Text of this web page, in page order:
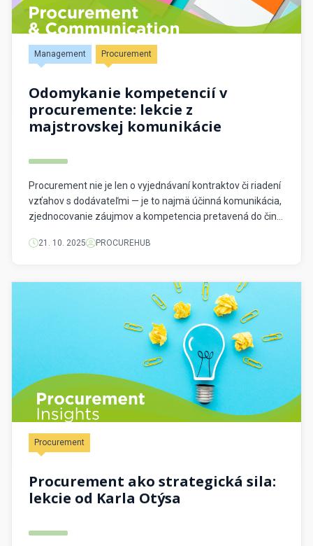
Management Procurement
Odomykanie kompetencií v
procuremente: lekcie z
majstrovskej komunikácie
Procurement nie je len o vyjednávaní kontraktov či riadení
vzťahov s dodávateľmi — je to najmä účinná komunikácia,
zjednocovanie záujmov a kompetencia pretavená do činu.
skúseného odborníka, ktorého desaťročia praxe ponúkajú
21. 10. 2025 PROCUREHUB
Procurement
Procurement ako strategická sila:
lekcie od Karla Otýsa